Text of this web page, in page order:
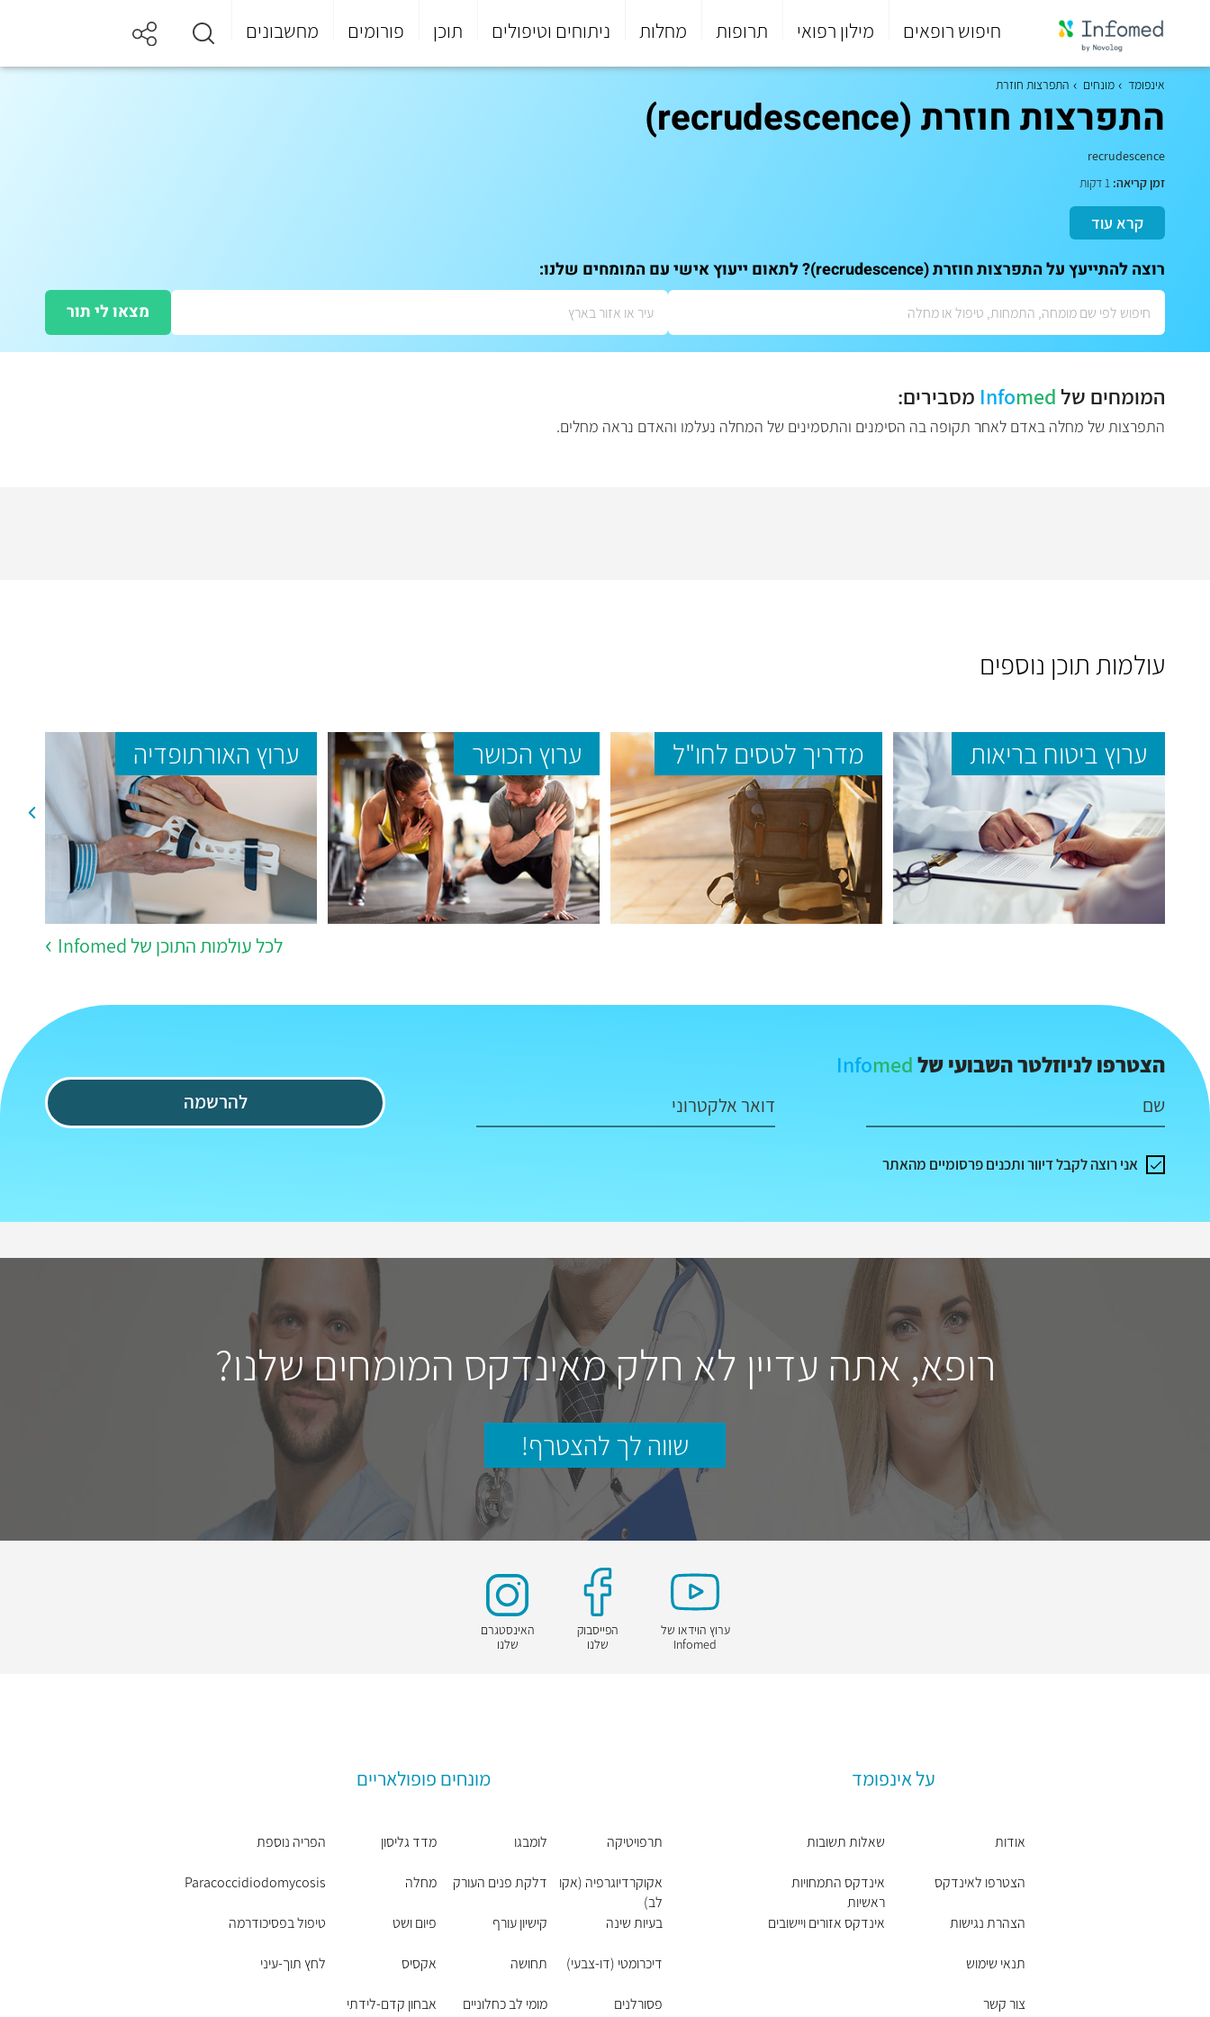
חיפוש רופאים מילון רפואי תרופות מחלות ניתוחים וטיפולים תוכן פורומים מחשבונים
סוף
התפריט
אינפומד מונחים התפרצות חוזרת
התפרצות חוזרת (recrudescence)
recrudescence
זמן קריאה:
קרא עוד
רוצה להתייעץ על התפרצות חוזרת (recrudescence)? לתאום ייעוץ אישי עם המומחים שלנו:
מצאו לי תור
המומחים של Infomed מסבירים:
התפרצות של מחלה באדם לאחר תקופה בה הסימנים והתסמינים של המחלה נעלמו והאדם נראה מחלים.
עולמות תוכן נוספים
ערוץ ביטוח בריאות מדריך לטסים לחו"ל ערוץ הכושר ערוץ האורתופדיה
לכל עולמות התוכן של Infomed
הצטרפו לניוזלטר השבועי של Infomed
שם דואר אלקטרוני להרשמה
אני רוצה לקבל דיוור ותכנים פרסומיים מהאתר
רופא, אתה עדיין לא חלק מאינדקס המומחים שלנו?
שווה לך להצטרף!
ערוץ הוידאו של
Infomed
הפייסבוק
שלנו
האינסטגרם
שלנו
על אינפומד
אודות
הצטרפו לאינדקס
הצהרת נגישות
תנאי שימוש
צור קשר
שאלות תשובות
אינדקס התמחויות
ראשיות
אינדקס אזורים ויישובים
מונחים פופולאריים
תרפויטיקה
אקוקרדיוגרפיה (אקו
לב)
בעיות שינה
דיכרומטי (דו-צבעי)
פסורלנים
לומבגו
דלקת פנים העורק
קישיון עורף
תחושה
מומי לב כחלוניים
מדד גליסון
מחלה
פיום ושט
אקסיס
אבחון קדם-לידתי
הפריה נוספת
Paracoccidiodomycosis
טיפול בפסיכודרמה
לחץ תוך-עיני